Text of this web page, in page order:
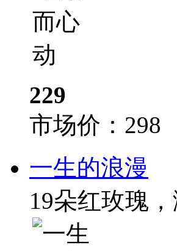
229
市场价： 298
一生的浪漫
19朵红玫瑰